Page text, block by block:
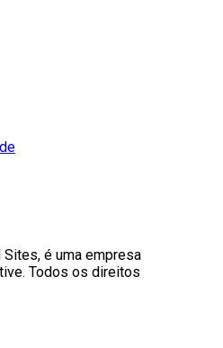
é uma empresa
Todos os direitos